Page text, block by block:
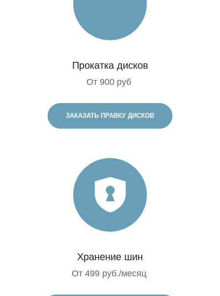
Прокатка дисков
От 900 руб
ЗАКАЗАТЬ ПРАВКУ ДИСКОВ
Хранение шин
От 499 руб./месяц